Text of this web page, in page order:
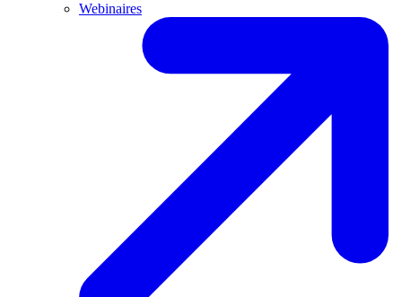
Webinaires